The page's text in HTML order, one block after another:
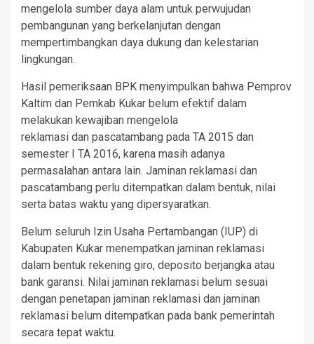
mengelola sumber daya alam untuk perwujudan
pembangunan yang berkelanjutan dengan
mempertimbangkan daya dukung dan kelestarian
lingkungan.
Hasil pemeriksaan BPK menyimpulkan bahwa Pemprov
Kaltim dan Pemkab Kukar belum efektif dalam
melakukan kewajiban mengelola
reklamasi dan pascatambang pada TA 2015 dan
semester I TA 2016, karena masih adanya
permasalahan antara lain. Jaminan reklamasi dan
pascatambang perlu ditempatkan dalam bentuk, nilai
serta batas waktu yang dipersyaratkan.
Belum seluruh Izin Usaha Pertambangan (IUP) di
Kabupaten Kukar menempatkan jaminan reklamasi
dalam bentuk rekening giro, deposito berjangka atau
bank garansi. Nilai jaminan reklamasi belum sesuai
dengan penetapan jaminan reklamasi dan jaminan
reklamasi belum ditempatkan pada bank pemerintah
secara tepat waktu.